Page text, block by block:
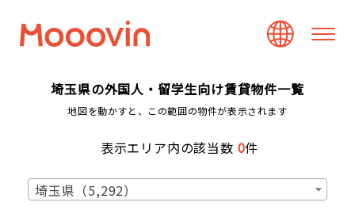
埼玉県の外国人・留学生向け賃貸物件一覧
地図を動かすと、この範囲の物件が表示されます
表示エリア内の該当数 0件
埼玉県（5,292）